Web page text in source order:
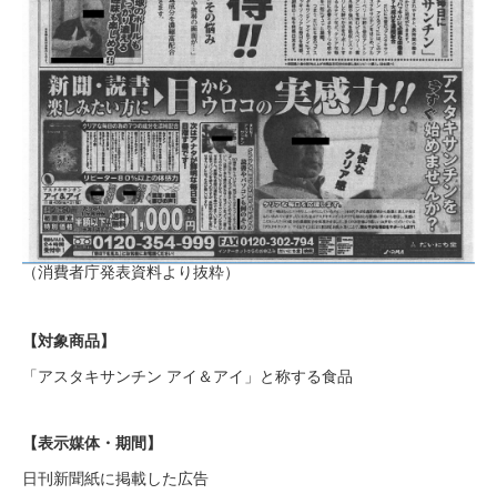
（消費者庁発表資料より抜粋）
【対象商品】
「アスタキサンチン アイ＆アイ」と称する食品
【表示媒体・期間】
日刊新聞紙に掲載した広告